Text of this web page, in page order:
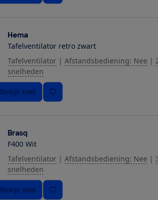
Hema
Tafelventilator retro zwart
Tafelventilator | Afstandsbediening: Nee |
snelheden
Bekijk snel
Brasq
F400 Wit
Tafelventilator | Afstandsbediening: Nee |
snelheden
Bekijk snel